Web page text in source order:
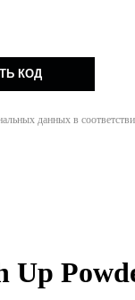
КОД
данных в
Up